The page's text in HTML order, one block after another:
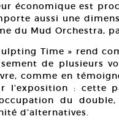
économique est
aussi une
du Mud Orchestra,
Time » rend
de plusieurs
comme en
l’exposition : cette
du
d’alternatives.